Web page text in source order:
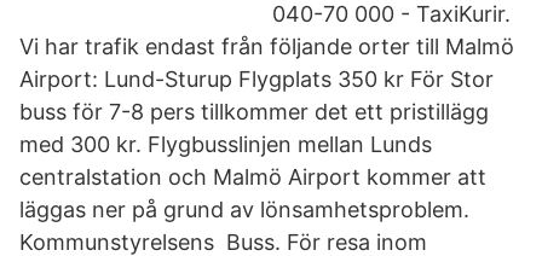
040-70 000 - TaxiKurir.
Vi har trafik endast från följande orter till Malmö
Airport: Lund-Sturup Flygplats 350 kr För Stor
buss för 7-8 pers tillkommer det ett pristillägg
med 300 kr. Flygbusslinjen mellan Lunds
centralstation och Malmö Airport kommer att
läggas ner på grund av lönsamhetsproblem.
Kommunstyrelsens Buss. För resa inom